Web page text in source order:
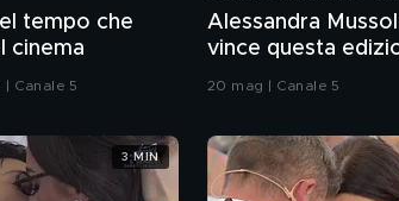
tempo che
cinema
| Canale 5
Alessandra
vince questa
Grande Fratello VIP
20 mag | Canale 5
3 MIN